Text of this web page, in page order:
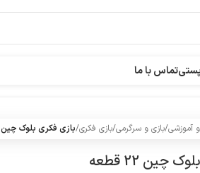
تماس با ما
آموزشی/بازی و سرگرمی/بازی فکری/بازی فکری بلوک چین 22 قطعه
چین 22 قطعه